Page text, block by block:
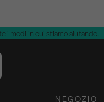
i modi in cui stiamo aiutando.
NEGOZIO